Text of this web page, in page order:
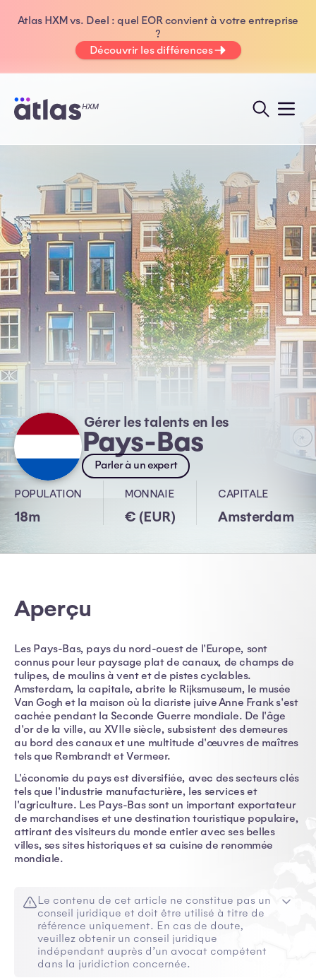
Atlas HXM vs. Deel : quel EOR convient à votre entreprise
?
Découvrir les différences
Gérer les talents en les
Pays-Bas
Parler à un expert
POPULATION
18m
MONNAIE
€ (EUR)
CAPITALE
Amsterdam
Aperçu
Les Pays-Bas, pays du nord-ouest de l'Europe, sont
connus pour leur paysage plat de canaux, de champs de
tulipes, de moulins à vent et de pistes cyclables.
Amsterdam, la capitale, abrite le Rijksmuseum, le musée
Van Gogh et la maison où la diariste juive Anne Frank s'est
cachée pendant la Seconde Guerre mondiale. De l'âge
d'or de la ville, au XVIIe siècle, subsistent des demeures
au bord des canaux et une multitude d'œuvres de maîtres
tels que Rembrandt et Vermeer.
L'économie du pays est diversifiée, avec des secteurs clés
tels que l'industrie manufacturière, les services et
l'agriculture. Les Pays-Bas sont un important exportateur
de marchandises et une destination touristique populaire,
attirant des visiteurs du monde entier avec ses belles
villes, ses sites historiques et sa cuisine de renommée
mondiale.
Le contenu de cet article ne constitue pas un
conseil juridique et doit être utilisé à titre de
référence uniquement. En cas de doute,
veuillez obtenir un conseil juridique
indépendant auprès d’un avocat compétent
dans la juridiction concernée.